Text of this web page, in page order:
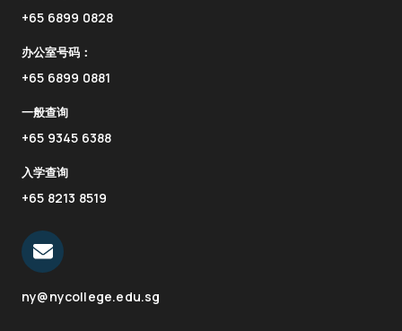
+65 6899 0828
办公室号码：
+65 6899 0881
一般查询
+65 9345 6388
入学查询
+65 8213 8519
ny@nycollege.edu.sg